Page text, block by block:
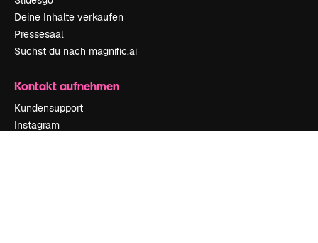
Deine Inhalte verkaufen
Pressesaal
Suchst du nach magnific.ai
Kontakt aufnehmen
Kundensupport
Instagram